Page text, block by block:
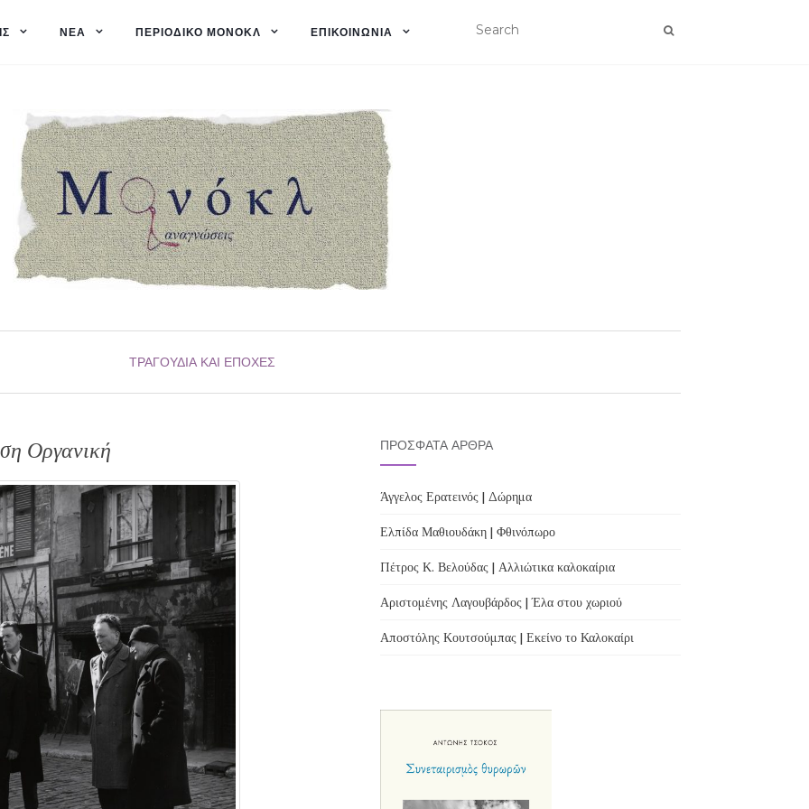
ΝΈΑ ΠΕΡΙΟΔΙΚΌ ΜΟΝΌΚΛ ΕΠΙΚΟΙΝΩΝΊΑ
ΤΡΑΓΟΎΔΙΑ ΚΑΙ ΕΠΟΧΈΣ
Οργανική ΠΡΌΣΦΑΤΑ ΆΡΘΡΑ
Άγγελος Ερατεινός | Δώρημα
Ελπίδα Μαθιουδάκη | Φθινόπωρο
Πέτρος Κ. Βελούδας | Αλλιώτικα καλοκαίρια
Αριστομένης Λαγουβάρδος | Έλα στου χωριού
Αποστόλης Κουτσούμπας | Εκείνο το Καλοκαίρι